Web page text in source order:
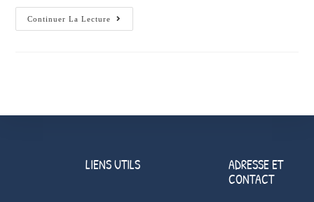
Continuer La Lecture
LIENS UTILS
ADRESSE ET
CONTACT